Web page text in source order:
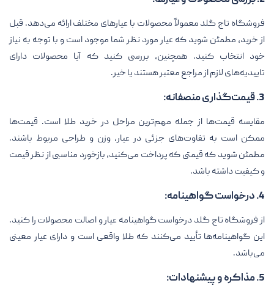
فروشگاه تاج گلد معمولاً محصولات با عیارهای مختلف ارائه می‌دهد. قبل
از خرید، مطمئن شوید که عیار مورد نظر شما موجود است و با توجه به نیاز
خود انتخاب کنید. همچنین، بررسی کنید که آیا محصولات دارای
تاییدیه‌های لازم از مراجع معتبر هستند یا خیر.
3. قیمت‌گذاری منصفانه:
مقایسه قیمت‌ها از جمله مهم‌ترین مراحل در خرید طلا است. قیمت‌ها
ممکن است به تفاوت‌های جزئی در عیار، وزن و طراحی مربوط باشند.
مطمئن شوید که قیمتی که پرداخت می‌کنید، بازخورد مناسبی از نظر قیمت
و کیفیت داشته باشد.
4. درخواست گواهینامه:
از فروشگاه تاج گلد درخواست گواهینامه عیار و اصالت محصولات را کنید.
این گواهینامه‌ها تأیید می‌کنند که طلا واقعی است و دارای عیار معینی
می‌باشد.
5. مذاکره و پیشنهادات: